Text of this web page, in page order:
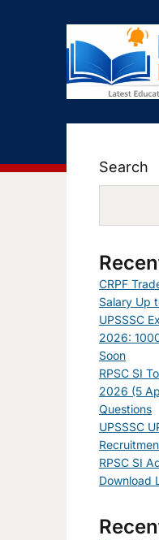
Search
CRPF
Salary Up
UPSSSC
2026:
Soon
RPSC SI
2026 (5
Questions
UPSSSC
RPSC SI
Download